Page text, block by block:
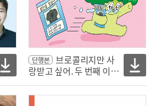
단행본
브로콜리지만 사
랑받고 싶어. 두 번째 이야